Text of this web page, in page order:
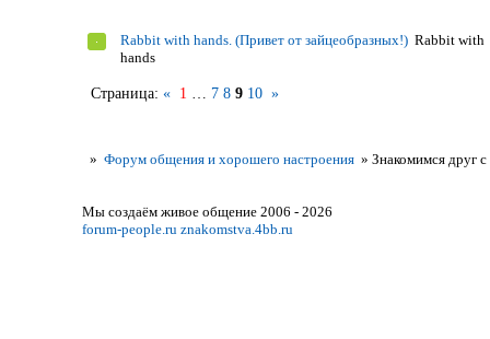
Rabbit with hands. (Привет от зайцеобразных!) Rabbit with
hands
Страница: « 1 7 8 9 10 »
» Форум общения и хорошего настроения » Знакомимся друг
Мы создаём живое общение 2006 - 2026
forum-people.ru znakomstva.4bb.ru